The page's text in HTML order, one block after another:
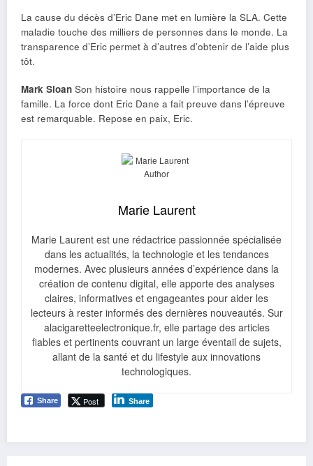
La cause du décès d’Eric Dane met en lumière la SLA. Cette
maladie touche des milliers de personnes dans le monde. La
transparence d’Eric permet à d’autres d’obtenir de l’aide plus
tôt.
Mark Sloan Son histoire nous rappelle l’importance de la
famille. La force dont Eric Dane a fait preuve dans l’épreuve
est remarquable. Repose en paix, Eric.
Marie Laurent
Marie Laurent est une rédactrice passionnée spécialisée
dans les actualités, la technologie et les tendances
modernes. Avec plusieurs années d’expérience dans la
création de contenu digital, elle apporte des analyses
claires, informatives et engageantes pour aider les
lecteurs à rester informés des dernières nouveautés. Sur
alacigaretteelectronique.fr, elle partage des articles
fiables et pertinents couvrant un large éventail de sujets,
allant de la santé et du lifestyle aux innovations
technologiques.
Share Post Share